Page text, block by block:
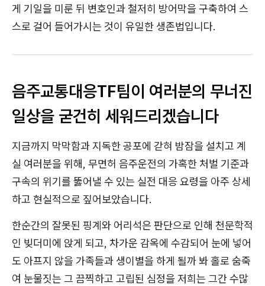
게 기일을 미룬 뒤 변호인과 철저히 방어막을 구축하여 스
스로 걸어 들어가시는 것이 유일한 생존법입니다.
음주교통대응TF팀이 여러분의 무너진
일상을 굳건히 세워드리겠습니다
지금까지 막막함과 지독한 공포에 갇혀 밤잠을 설치고 계
실 여러분을 위해, 무면허 음주운전의 가혹한 처벌 기준과
구속의 위기를 뚫어낼 수 있는 실전 대응 요령을 아주 상세
하고 현실적으로 짚어보았습니다.
한순간의 잘못된 핑계와 어리석은 판단으로 인해 천문학적
인 빚더미에 앉게 되고, 차가운 감옥에 수감되어 눈에 넣어
도 아프지 않을 가족들과 생이별을 하게 될까 봐 홀로 숨죽
여 눈물짓는 그 끔찍하고 고립된 심정을 저희는 그간 수많